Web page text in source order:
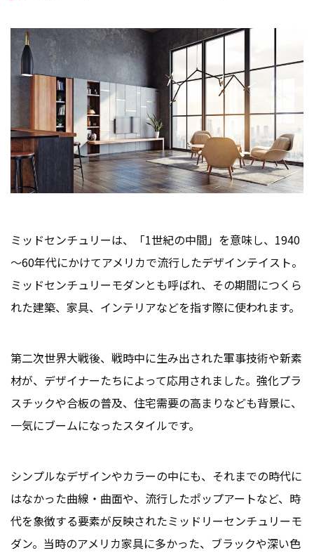
ミッドセンチュリーは、「1世紀の中間」を意味し、1940
～60年代にかけてアメリカで流行したデザインテイスト。
ミッドセンチュリーモダンとも呼ばれ、その期間につくら
れた建築、家具、インテリアなどを指す際に使われます。
第二次世界大戦後、戦時中に生み出された軍事技術や新素
材が、デザイナーたちによって応用されました。強化プラ
スチックや合板の普及、住宅需要の高まりなども背景に、
一気にブームになったスタイルです。
シンプルなデザインやカラーの中にも、それまでの時代に
はなかった曲線・曲面や、流行したポップアートなど、時
代を象徴する要素が反映されたミッドリーセンチュリーモ
ダン。当時のアメリカ家具に多かった、ブラックや深い色